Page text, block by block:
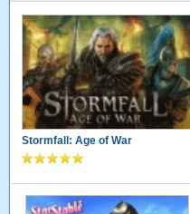
Stormfall: Age of War